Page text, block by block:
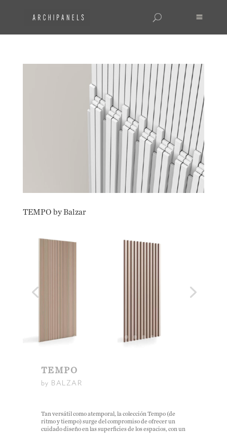
TEMPO by Balzar
TEMPO
by BALZAR
Tan versátil como atemporal, la colección Tempo (de
ritmo y tiempo) surge del compromiso de ofrecer un
cuidado diseño en las superficies de los espacios, con un